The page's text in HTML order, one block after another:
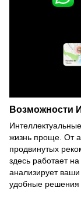
Возможности
жизнь проще. От
продвинутых
здесь работает
анализирует
удобные решения